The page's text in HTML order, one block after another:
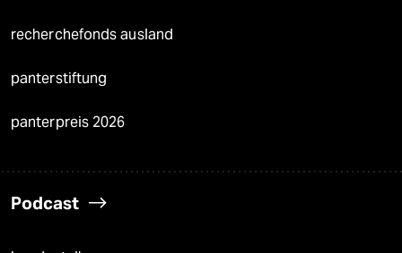
recherchefonds ausland
panterstiftung
panterpreis 2026
Podcast